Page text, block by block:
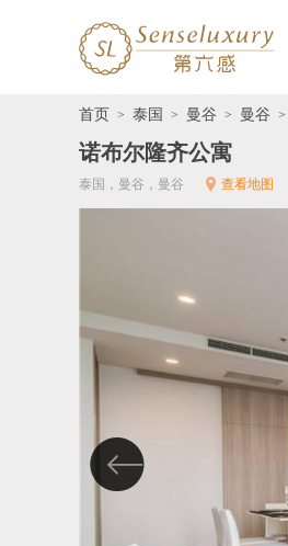
首页 > 泰国 > 曼谷 > 曼谷 >
诺布尔隆齐公寓
泰国，曼谷，曼谷 查看地图